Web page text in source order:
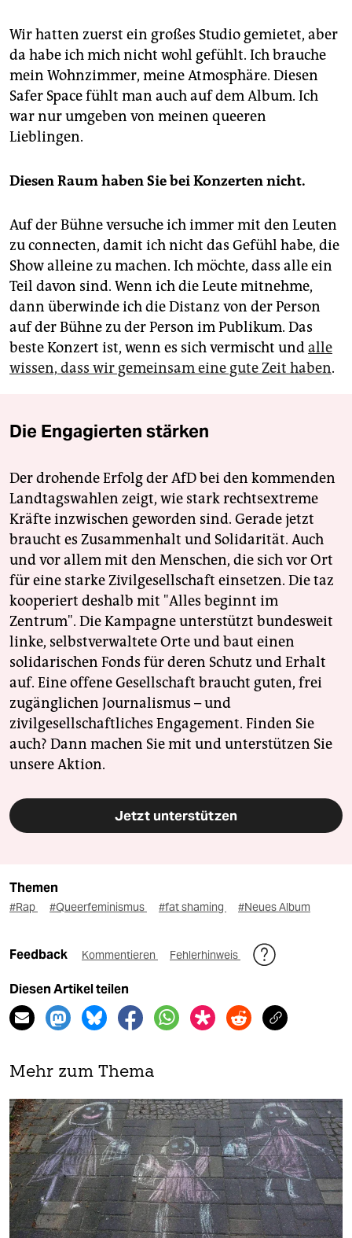
Wir hatten zuerst ein großes Studio gemietet, aber
da habe ich mich nicht wohl gefühlt. Ich brauche
mein Wohnzimmer, meine Atmosphäre. Diesen
Safer Space fühlt man auch auf dem Album. Ich
war nur umgeben von meinen queeren
Lieblingen.
Diesen Raum haben Sie bei Konzerten nicht.
Auf der Bühne versuche ich immer mit den Leuten
zu connecten, damit ich nicht das Gefühl habe, die
Show alleine zu machen. Ich möchte, dass alle ein
Teil davon sind. Wenn ich die Leute mitnehme,
dann überwinde ich die Distanz von der Person
auf der Bühne zu der Person im Publikum. Das
beste Konzert ist, wenn es sich vermischt undalle
wissen, dass wir gemeinsam eine gute Zeit haben.
Die Engagierten stärken
Der drohende Erfolg der AfD bei den kommenden
Landtagswahlen zeigt, wie stark rechtsextreme
Kräfte inzwischen geworden sind. Gerade jetzt
braucht es Zusammenhalt und Solidarität. Auch
und vor allem mit den Menschen, die sich vor Ort
für eine starke Zivilgesellschaft einsetzen. Die taz
kooperiert deshalb mit "Alles beginnt im
Zentrum". Die Kampagne unterstützt bundesweit
linke, selbstverwaltete Orte und baut einen
solidarischen Fonds für deren Schutz und Erhalt
auf. Eine offene Gesellschaft braucht guten, frei
zugänglichen Journalismus – und
zivilgesellschaftliches Engagement. Finden Sie
auch? Dann machen Sie mit und unterstützen Sie
unsere Aktion.
Jetzt unterstützen
Themen
#Rap #Queerfeminismus #fat shaming #Neues Album
Feedback Kommentieren Fehlerhinweis
Diesen Artikel teilen
Mehr zum Thema